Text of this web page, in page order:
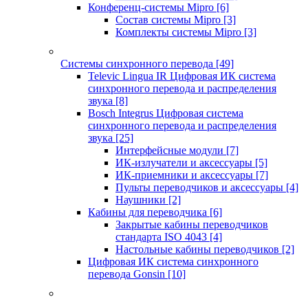
Конференц-системы Mipro [6]
Состав системы Mipro [3]
Комплекты системы Mipro [3]
Системы синхронного перевода [49]
Televic Lingua IR Цифровая ИК система
синхронного перевода и распределения
звука [8]
Bosch Integrus Цифровая система
синхронного перевода и распределения
звука [25]
Интерфейсные модули [7]
ИК-излучатели и аксессуары [5]
ИК-приемники и аксессуары [7]
Пульты переводчиков и аксессуары [4]
Наушники [2]
Кабины для переводчика [6]
Закрытые кабины переводчиков
стандарта ISO 4043 [4]
Настольные кабины переводчиков [2]
Цифровая ИК система синхронного
перевода Gonsin [10]